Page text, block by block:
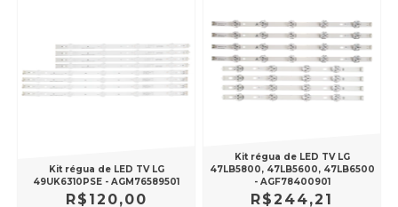
Kit régua de LED TV LG
49UK6310PSE - AGM76589501
R$120,00
Kit régua de LED TV LG
47LB5800, 47LB5600, 47LB6500
- AGF78400901
R$244,21